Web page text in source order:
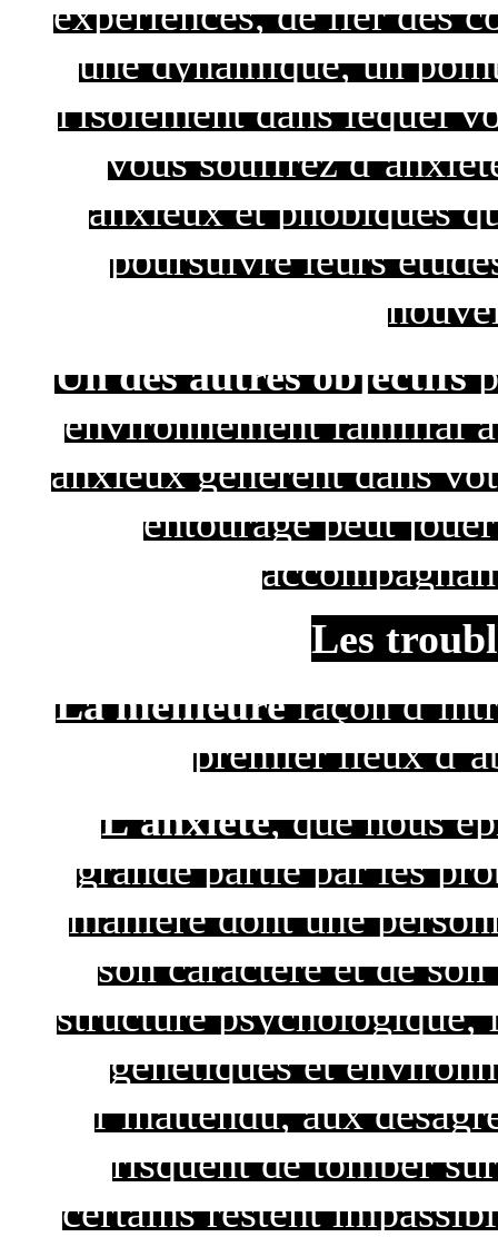
expériences, de lier des
une dynamique, un
l'isolement dans lequel
vous souffrez
anxieux et phobiques
poursuivre leurs
Un des autres objectifs
environnement familial
anxieux génèrent dans
entourage peut
Les
La meilleurefaçon
premier lieux
L’anxiété, que nous
grande partie par les
manière dont une
son caractère et de
structure psychologique,
génétiques et
l’inattendu, aux
risquent de tomber
certains restent